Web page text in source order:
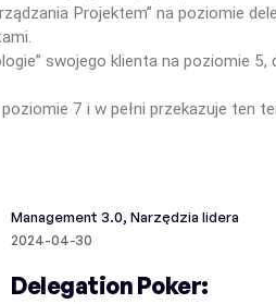
Projektem” na poziomie
swojego klienta na poziomie
7 i w pełni przekazuje ten
Management 3.0, Narzędzia lidera
2024-04-30
Delegation Poker: